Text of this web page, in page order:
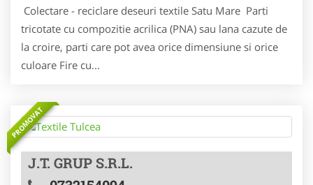
Colectare - reciclare deseuri textile Satu Mare Parti
tricotate cu compozitie acrilica (PNA) sau lana cazute de
la croire, parti care pot avea orice dimensiune si orice
culoare Fire cu...
PROMOVAT
J.T. GRUP S.R.L.